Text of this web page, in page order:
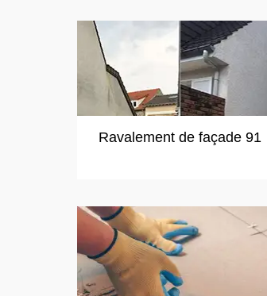
Ravalement de façade 91